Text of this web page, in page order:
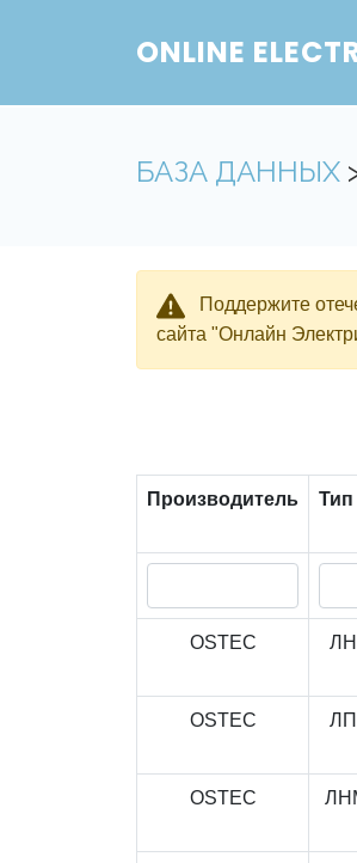
ONLINE
БАЗА ДАННЫХ
Поддержите
сайта "Онлайн
Производитель
Тип
OSTEC
OSTEC
OSTEC